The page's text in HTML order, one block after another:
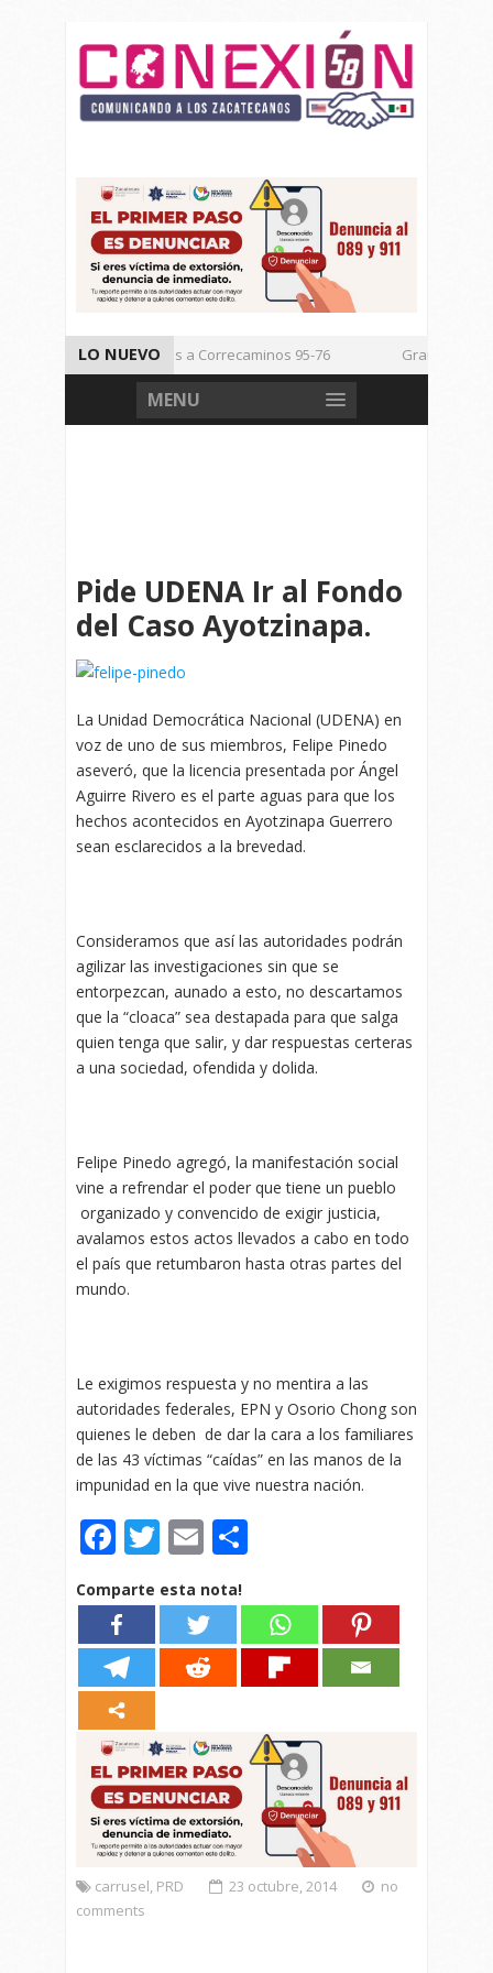
LO NUEVO
Vencen los Mineros a Correcaminos 95-76
Gran Festival
Inicia TSJEZ Sesiones Ordinarias
Inicia SICT Construcción
MENU
Pide UDENA Ir al Fondo
del Caso Ayotzinapa.
La Unidad Democrática Nacional (UDENA) en
voz de uno de sus miembros, Felipe Pinedo
aseveró, que la licencia presentada por Ángel
Aguirre Rivero es el parte aguas para que los
hechos acontecidos en Ayotzinapa Guerrero
sean esclarecidos a la brevedad.
Consideramos que así las autoridades podrán
agilizar las investigaciones sin que se
entorpezcan, aunado a esto, no descartamos
que la “cloaca” sea destapada para que salga
quien tenga que salir, y dar respuestas certeras
a una sociedad, ofendida y dolida.
Felipe Pinedo agregó, la manifestación social
vine a refrendar el poder que tiene un pueblo
organizado y convencido de exigir justicia,
avalamos estos actos llevados a cabo en todo
el país que retumbaron hasta otras partes del
mundo.
Le exigimos respuesta y no mentira a las
autoridades federales, EPN y Osorio Chong son
quienes le deben de dar la cara a los familiares
de las 43 víctimas “caídas” en las manos de la
impunidad en la que vive nuestra nación.
Facebook
Twitter
Email
Comparte esta nota!
carrusel, PRD 23 octubre, 2014
no
comments